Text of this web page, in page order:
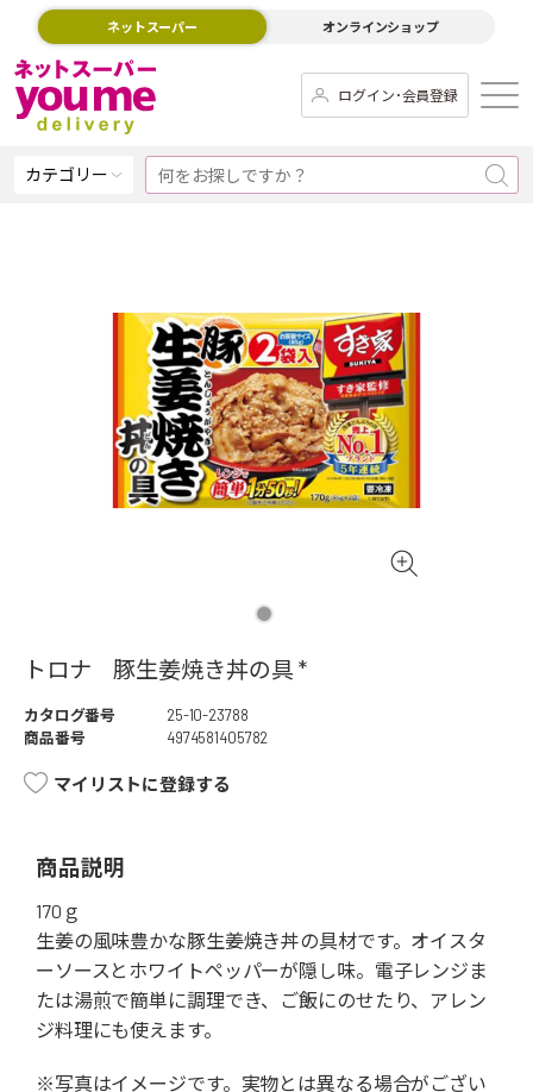
ネットスーパー オンラインショップ
ログイン･会員登録
カテゴリー
トロナ 豚生姜焼き丼の具 *
カタログ番号
25-10-23788
商品番号
4974581405782
マイリストに登録する
商品説明
170ｇ
生姜の風味豊かな豚生姜焼き丼の具材です。オイスタ
ーソースとホワイトペッパーが隠し味。電子レンジま
たは湯煎で簡単に調理でき、ご飯にのせたり、アレン
ジ料理にも使えます。
※写真はイメージです。実物とは異なる場合がござい